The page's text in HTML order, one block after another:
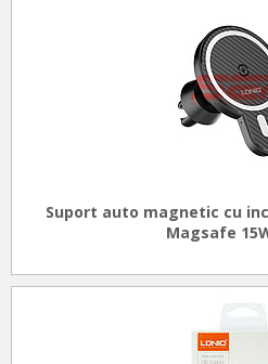
Suport auto magnetic cu
Magsafe